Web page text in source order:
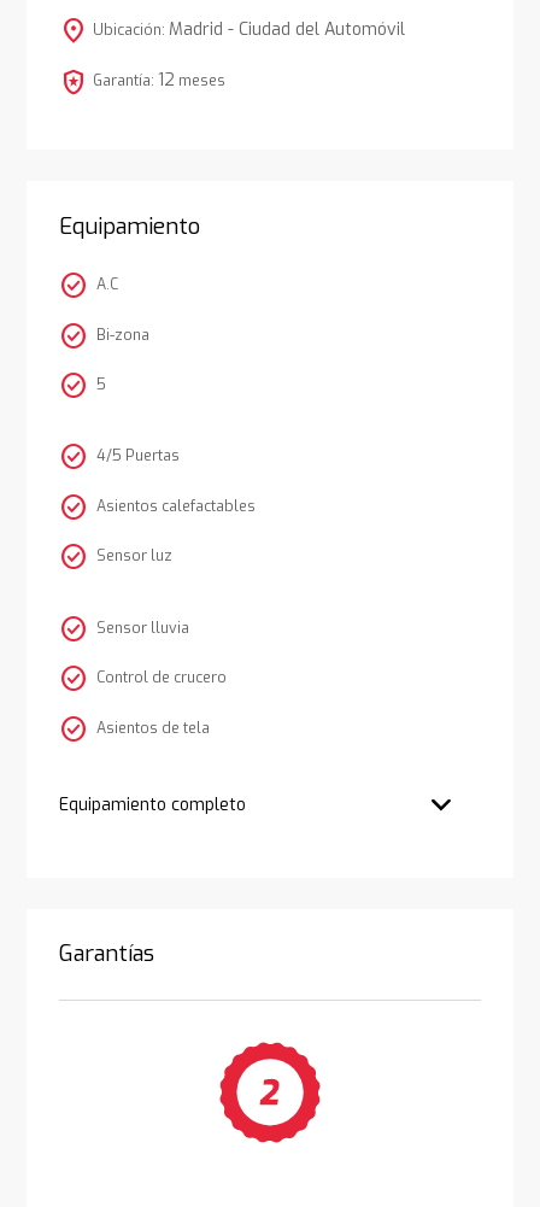
location_on Ubicación: Madrid - Ciudad del Automóvil
local_police Garantía: 12 meses
Equipamiento
check_circle A.C
check_circle Bi-zona
check_circle 5
check_circle 4/5 Puertas
check_circle Asientos calefactables
check_circle Sensor luz
check_circle Sensor lluvia
check_circle Control de crucero
check_circle Asientos de tela
Equipamiento completo
Garantías